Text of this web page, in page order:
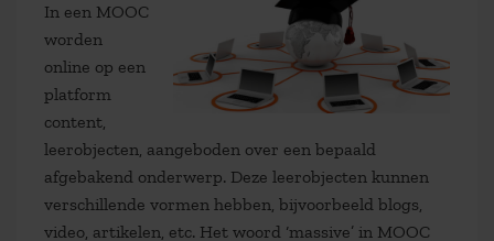
In een MOOC
worden
online op een
platform
content,
leerobjecten, aangeboden over een bepaald
afgebakend onderwerp. Deze leerobjecten kunnen
verschillende vormen hebben, bijvoorbeeld blogs,
video, artikelen, etc. Het woord ‘massive’ in MOOC